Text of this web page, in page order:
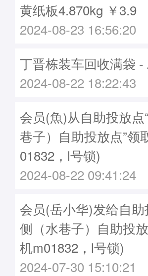
黄纸板4.870kg ￥3.9
2024-08-23 16:56:20
丁晋栋装车回收满袋 -
2024-08-22 18:22:43
会员(魚)从自助投放
巷子）自助投放点”领
01832，l号锁)
2024-08-22 09:41:24
会员(岳小华)发给自
侧（水巷子）自助投
机m01832，l号锁)
2024-07-30 15:10:21